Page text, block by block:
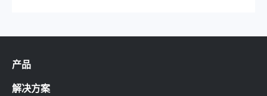
产品
解决方案